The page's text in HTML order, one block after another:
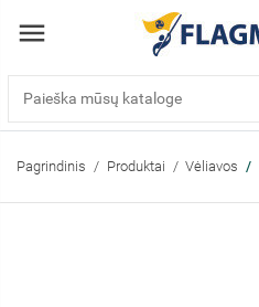
Pagrindinis Produktai Vėliavos